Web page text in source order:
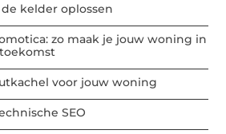
kelder oplossen
zo maak je jouw woning in
voor jouw woning
SEO